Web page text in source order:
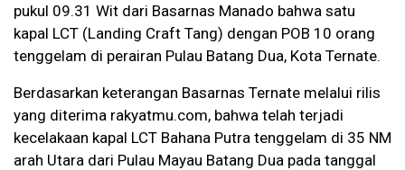
pukul 09.31 Wit dari Basarnas Manado bahwa satu
kapal LCT (Landing Craft Tang) dengan POB 10 orang
tenggelam di perairan Pulau Batang Dua, Kota Ternate.
Berdasarkan keterangan Basarnas Ternate melalui rilis
yang diterima rakyatmu.com, bahwa telah terjadi
kecelakaan kapal LCT Bahana Putra tenggelam di 35 NM
arah Utara dari Pulau Mayau Batang Dua pada tanggal